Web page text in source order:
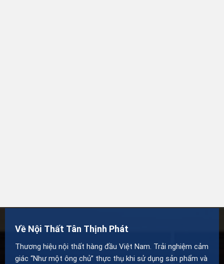
Về Nội Thất Tân Thịnh Phát
Thương hiệu nội thất hàng đầu Việt Nam. Trải nghiệm cảm
giác “Như một ông chủ” thực thụ khi sử dụng sản phẩm và